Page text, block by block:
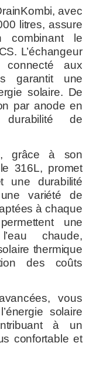
avec
litres, assure
combinant le
L’échangeur
aux
garantit une
solaire. De
par anode en
de
grâce à son
316L, promet
une durabilité
variété de
à chaque
une
chaude,
thermique
des coûts
vous
solaire
à un
confortable et